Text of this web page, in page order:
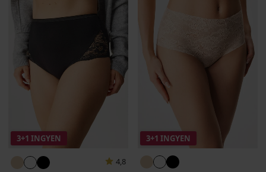
3+1 INGYEN
4,8
3+1 INGYEN